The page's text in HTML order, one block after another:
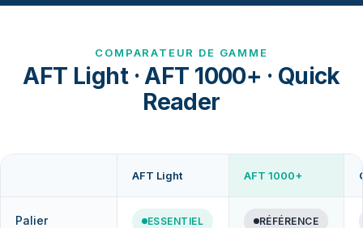
COMPARATEUR DE GAMME
AFT Light · AFT 1000+ · Quick
Reader
AFT Light AFT 1000+
Palier ESSENTIEL RÉFÉRENCE